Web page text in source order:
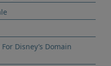
Disney’s Domain